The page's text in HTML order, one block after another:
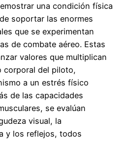
una condición física
soportar las enormes
que se experimentan
de combate aéreo. Estas
valores que multiplican
corporal del piloto,
a un estrés físico
de las capacidades
se evalúan
visual, la
y los reflejos, todos